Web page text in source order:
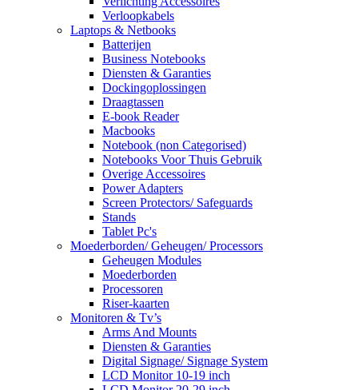
Verloopkabels
Laptops & Netbooks
Batterijen
Business Notebooks
Diensten & Garanties
Dockingoplossingen
Draagtassen
E-book Reader
Macbooks
Notebook (non Categorised)
Notebooks Voor Thuis Gebruik
Overige Accessoires
Power Adapters
Screen Protectors/ Safeguards
Stands
Tablet Pc's
Moederborden/ Geheugen/ Processors
Geheugen Modules
Moederborden
Processoren
Riser-kaarten
Monitoren & Tv’s
Arms And Mounts
Diensten & Garanties
Digital Signage/ Signage System
LCD Monitor 10-19 inch